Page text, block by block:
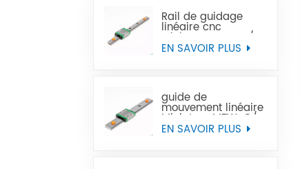
Rail de guidage
linéaire cnc
Miniature MTN-C/-H
OEM ODM
EN SAVOIR PLUS
guide de
mouvement linéaire
Miniature MTW-C/-
H OEM ODM
EN SAVOIR PLUS